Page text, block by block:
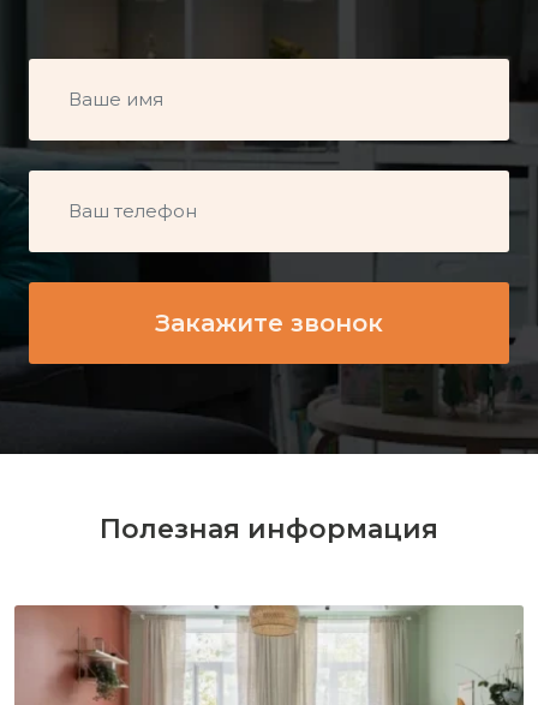
Полезная информация